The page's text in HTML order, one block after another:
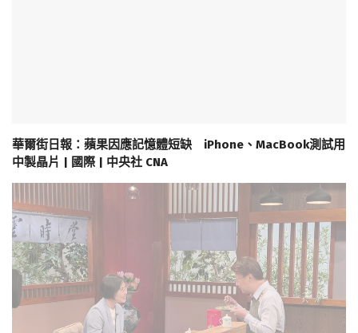
華爾街日報：蘋果因應記憶體短缺 iPhone、MacBook測試用
中製晶片 | 國際 | 中央社 CNA